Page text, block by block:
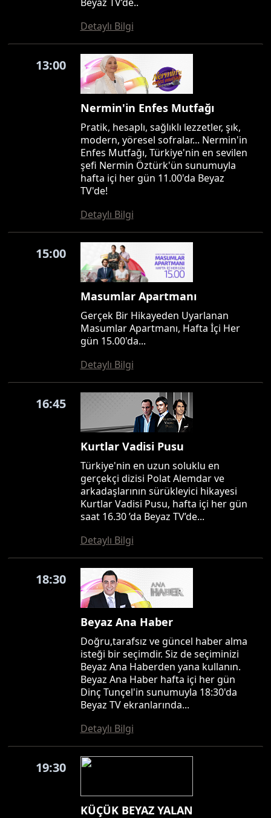
Detaylı Bilgi
13:00
Nermin'in Enfes Mutfağı
Pratik, hesaplı, sağlıklı lezzetler, şık,
modern, yöresel sofralar... Nermin'in
Enfes Mutfağı, Türkiye'nin en sevilen
şefi Nermin Öztürk'ün sunumuyla
hafta içi her gün 11.00'da Beyaz
TV'de!
Detaylı Bilgi
15:00
Masumlar Apartmanı
Gerçek Bir Hikayeden Uyarlanan
Masumlar Apartmanı, Hafta İçi Her
gün 15.00'da...
Detaylı Bilgi
16:45
Kurtlar Vadisi Pusu
Türkiye'nin en uzun soluklu en
gerçekçi dizisi Polat Alemdar ve
arkadaşlarının sürükleyici hikayesi
Kurtlar Vadisi Pusu, hafta içi her gün
saat 16.30 ’da Beyaz TV’de...
Detaylı Bilgi
18:30
Beyaz Ana Haber
Doğru,tarafsız ve güncel haber alma
isteği bir seçimdir. Siz de seçiminizi
Beyaz Ana Haberden yana kullanın.
Beyaz Ana Haber hafta içi her gün
Dinç Tunçel'in sunumuyla 18:30'da
Beyaz TV ekranlarında...
Detaylı Bilgi
19:30
KÜÇÜK BEYAZ YALAN